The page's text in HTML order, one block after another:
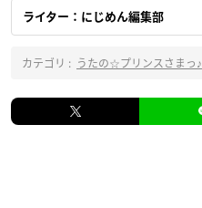
ライター：にじめん編集部
カテゴリ : うたの☆プリンスさまっ♪